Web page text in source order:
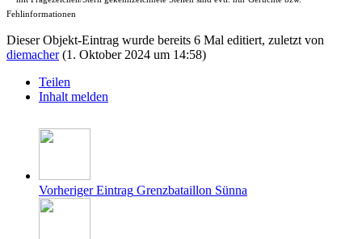
Fehlinformationen
Dieser Objekt-Eintrag wurde bereits 6 Mal editiert, zuletzt von
diemacher(1. Oktober 2024 um 14:58)
Teilen
Inhalt melden
Vorheriger Eintrag Grenzbataillon Sünna